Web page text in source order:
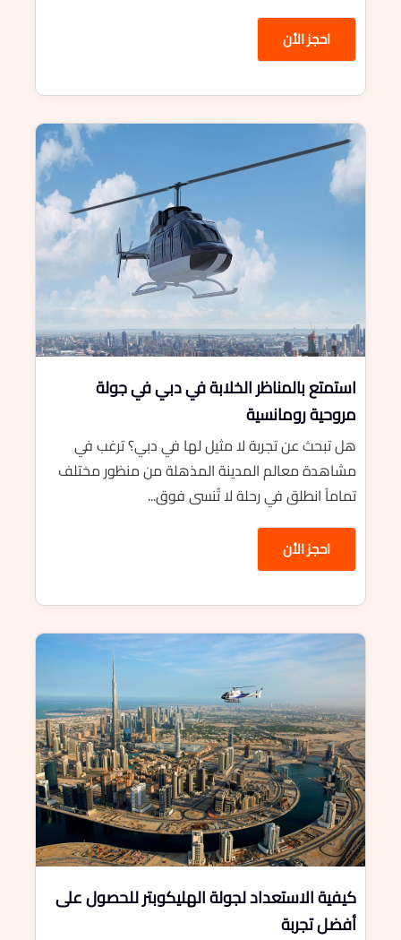
احجز الأن
استمتع بالمناظر الخلابة في دبي في جولة
مروحية رومانسية
هل تبحث عن تجربة لا مثيل لها في دبي؟ ترغب في
مشاهدة معالم المدينة المذهلة من منظور مختلف
تماماً انطلق في رحلة لا تُنسى فوق...
احجز الأن
كيفية الاستعداد لجولة الهليكوبتر للحصول على
أفضل تجربة